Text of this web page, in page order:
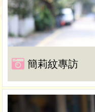
簡莉紋專訪